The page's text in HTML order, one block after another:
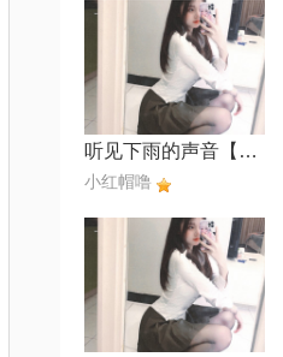
听见下雨的声音【MIDI版】
小红帽噜